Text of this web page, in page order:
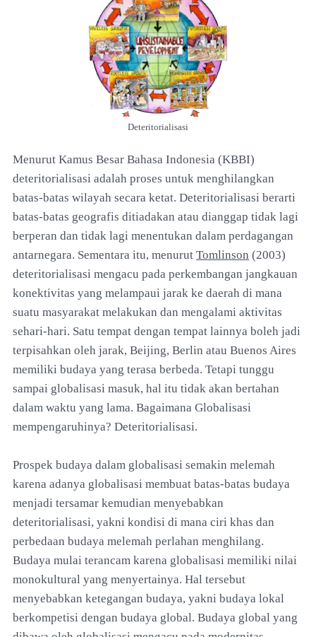
Deteritorialisasi
Menurut Kamus Besar Bahasa Indonesia (KBBI)
deteritorialisasi adalah proses untuk menghilangkan
batas-batas wilayah secara ketat. Deteritorialisasi berarti
batas-batas geografis ditiadakan atau dianggap tidak lagi
berperan dan tidak lagi menentukan dalam perdagangan
antarnegara. Sementara itu, menurut Tomlinson (2003)
deteritorialisasi mengacu pada perkembangan jangkauan
konektivitas yang melampaui jarak ke daerah di mana
suatu masyarakat melakukan dan mengalami aktivitas
sehari-hari. Satu tempat dengan tempat lainnya boleh jadi
terpisahkan oleh jarak, Beijing, Berlin atau Buenos Aires
memiliki budaya yang terasa berbeda. Tetapi tunggu
sampai globalisasi masuk, hal itu tidak akan bertahan
dalam waktu yang lama. Bagaimana Globalisasi
mempengaruhinya? Deteritorialisasi.
Prospek budaya dalam globalisasi semakin melemah
karena adanya globalisasi membuat batas-batas budaya
menjadi tersamar kemudian menyebabkan
deteritorialisasi, yakni kondisi di mana ciri khas dan
perbedaan budaya melemah perlahan menghilang.
Budaya mulai terancam karena globalisasi memiliki nilai
monokultural yang menyertainya. Hal tersebut
menyebabkan ketegangan budaya, yakni budaya lokal
berkompetisi dengan budaya global. Budaya global yang